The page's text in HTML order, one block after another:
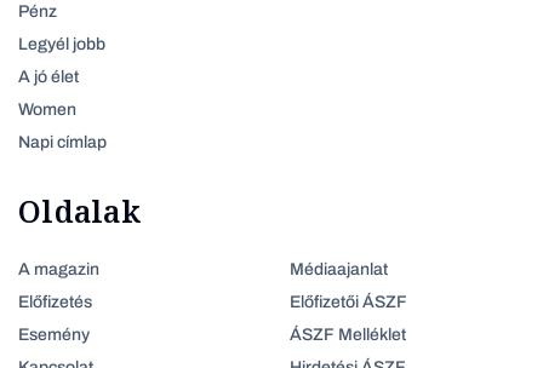
Pénz
Legyél jobb
A jó élet
Women
Napi címlap
Oldalak
A magazin
Előfizetés
Esemény
Médiaajanlat
Előfizetői ÁSZF
ÁSZF Melléklet